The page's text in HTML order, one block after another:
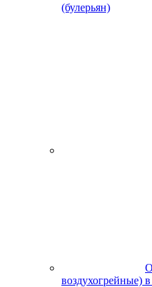
(булерьян)
воздухогрейные)